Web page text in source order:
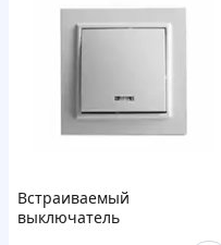
Встраиваемый
выключатель